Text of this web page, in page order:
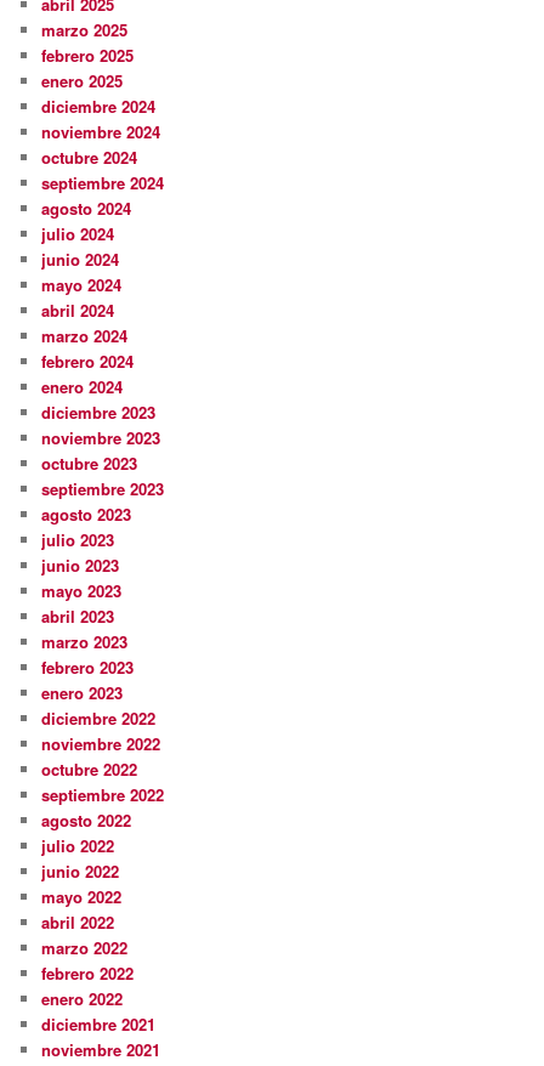
abril 2025
marzo 2025
febrero 2025
enero 2025
diciembre 2024
noviembre 2024
octubre 2024
septiembre 2024
agosto 2024
julio 2024
junio 2024
mayo 2024
abril 2024
marzo 2024
febrero 2024
enero 2024
diciembre 2023
noviembre 2023
octubre 2023
septiembre 2023
agosto 2023
julio 2023
junio 2023
mayo 2023
abril 2023
marzo 2023
febrero 2023
enero 2023
diciembre 2022
noviembre 2022
octubre 2022
septiembre 2022
agosto 2022
julio 2022
junio 2022
mayo 2022
abril 2022
marzo 2022
febrero 2022
enero 2022
diciembre 2021
noviembre 2021